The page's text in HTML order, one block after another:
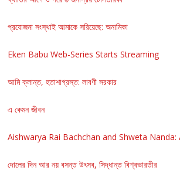
প্রযোজনা সংস্থাই আমাকে সরিয়েছে: অনামিকা
Eken Babu Web-Series Starts Streaming
আমি ক্লান্ত, হতাশাগ্রস্ত: লাবণী সরকার
এ কেমন জীবন
Aishwarya Rai Bachchan and Shweta Nanda:
দোলের দিন আর নয় বসন্ত উৎসব, সিদ্ধান্ত বিশ্বভারতীর